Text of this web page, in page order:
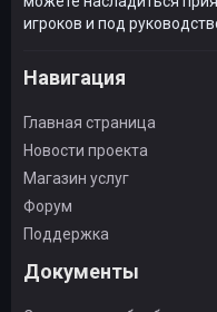
игроков и под
Навигация
Главная страница
Новости проекта
Магазин услуг
Форум
Поддержка
Документы